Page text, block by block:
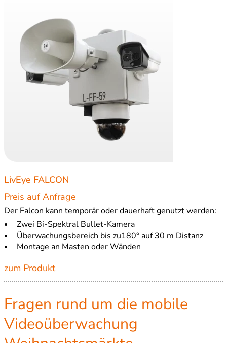
LivEye FALCON
Preis auf Anfrage
Der Falcon kann temporär oder dauerhaft genutzt werden:
Zwei Bi-Spektral Bullet-Kamera
Überwachungsbereich bis zu180° auf 30 m Distanz
Montage an Masten oder Wänden
zum Produkt
Fragen rund um die mobile
Videoüberwachung